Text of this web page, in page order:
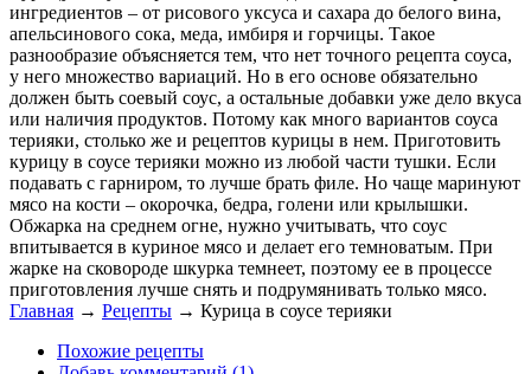
ингредиентов – от рисового уксуса и сахара до белого вина,
апельсинового сока, меда, имбиря и горчицы. Такое
разнообразие объясняется тем, что нет точного рецепта соуса,
у него множество вариаций. Но в его основе обязательно
должен быть соевый соус, а остальные добавки уже дело вкуса
или наличия продуктов. Потому как много вариантов соуса
терияки, столько же и рецептов курицы в нем. Приготовить
курицу в соусе терияки можно из любой части тушки. Если
подавать с гарниром, то лучше брать филе. Но чаще маринуют
мясо на кости – окорочка, бедра, голени или крылышки.
Обжарка на среднем огне, нужно учитывать, что соус
впитывается в куриное мясо и делает его темноватым. При
жарке на сковороде шкурка темнеет, поэтому ее в процессе
приготовления лучше снять и подрумянивать только мясо.
Главная → Рецепты → Курица в соусе терияки
Похожие рецепты